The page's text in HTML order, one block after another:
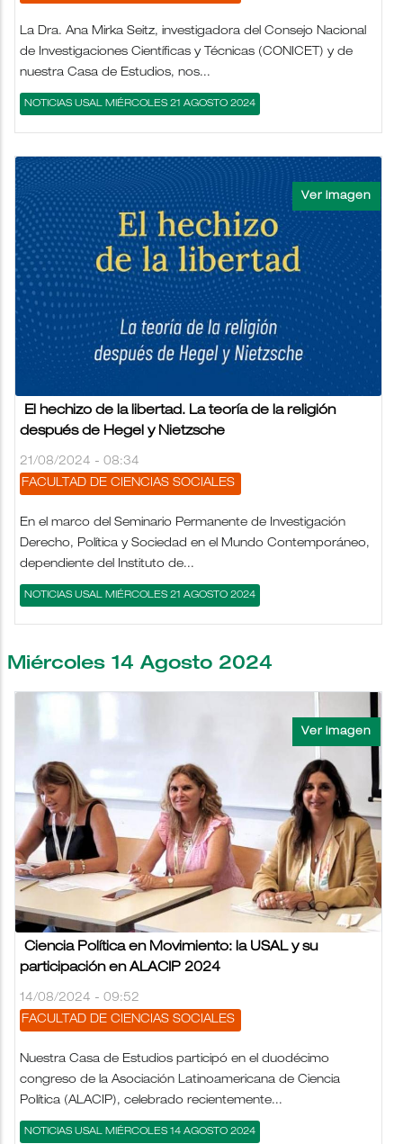
La Dra. Ana Mirka Seitz, investigadora del Consejo Nacional
de Investigaciones Científicas y Técnicas (CONICET) y de
nuestra Casa de Estudios, nos...
NOTICIAS USAL MIÉRCOLES 21 AGOSTO 2024
El hechizo de la libertad. La teoría de la religión
después de Hegel y Nietzsche
21/08/2024 - 08:34
FACULTAD DE CIENCIAS SOCIALES
En el marco del Seminario Permanente de Investigación
Derecho, Política y Sociedad en el Mundo Contemporáneo,
dependiente del Instituto de...
NOTICIAS USAL MIÉRCOLES 21 AGOSTO 2024
Miércoles 14 Agosto 2024
Ciencia Política en Movimiento: la USAL y su
participación en ALACIP 2024
14/08/2024 - 09:52
FACULTAD DE CIENCIAS SOCIALES
Nuestra Casa de Estudios participó en el duodécimo
congreso de la Asociación Latinoamericana de Ciencia
Política (ALACIP), celebrado recientemente...
NOTICIAS USAL MIÉRCOLES 14 AGOSTO 2024